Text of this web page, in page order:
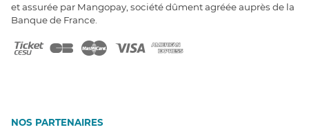
et assurée par Mangopay, société dûment agréée auprès de la
Banque de France.
NOS PARTENAIRES